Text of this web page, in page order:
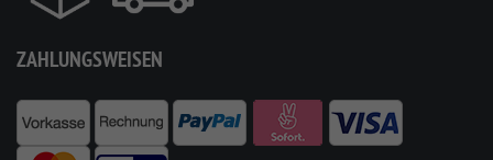
ZAHLUNGSWEISEN